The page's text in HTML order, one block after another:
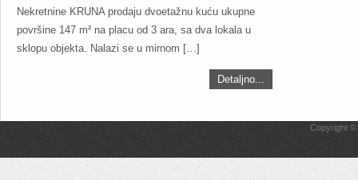
Nekretnine KRUNA prodaju dvoetažnu kuću ukupne
površine 147 m² na placu od 3 ara, sa dva lokala u
sklopu objekta. Nalazi se u mirnom […]
Detaljno...
Copyright ©